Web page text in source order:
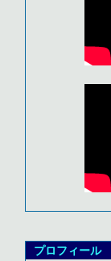
プロフィール